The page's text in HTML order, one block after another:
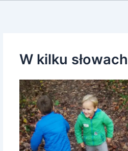
W kilku słowach